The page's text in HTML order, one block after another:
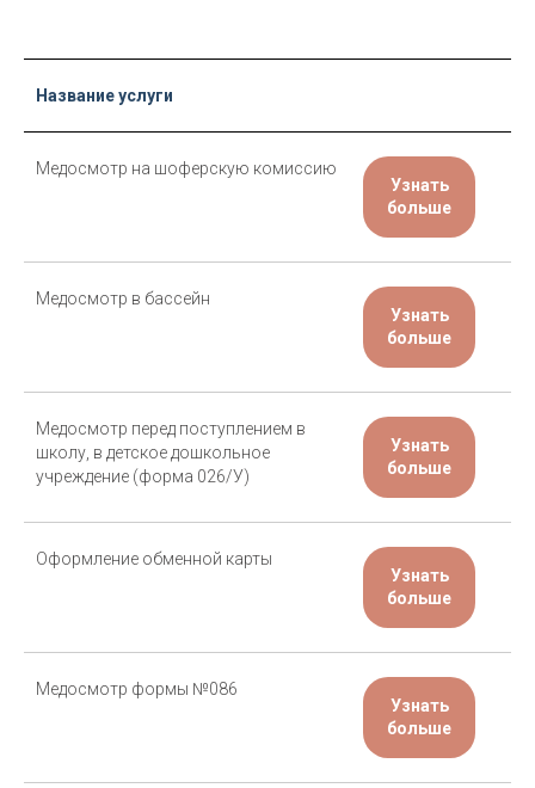
Название услуги
Медосмотр на шоферскую комиссию
Узнать
больше
Медосмотр в бассейн
Узнать
больше
Медосмотр перед поступлением в
школу, в детское дошкольное
учреждение (форма 026/У)
Узнать
больше
Оформление обменной карты
Узнать
больше
Медосмотр формы №086
Узнать
больше